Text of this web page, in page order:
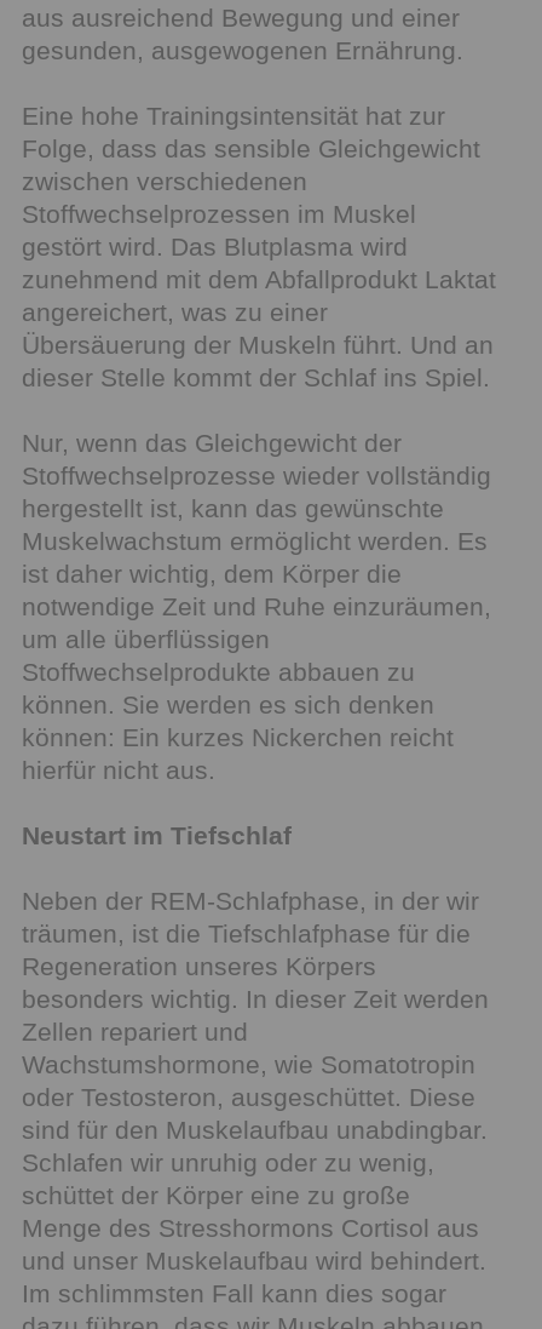
aus ausreichend Bewegung und einer
gesunden, ausgewogenen Ernährung.
Eine hohe Trainingsintensität hat zur
Folge, dass das sensible Gleichgewicht
zwischen verschiedenen
Stoffwechselprozessen im Muskel
gestört wird. Das Blutplasma wird
zunehmend mit dem Abfallprodukt Laktat
angereichert, was zu einer
Übersäuerung der Muskeln führt. Und an
dieser Stelle kommt der Schlaf ins Spiel.
Nur, wenn das Gleichgewicht der
Stoffwechselprozesse wieder vollständig
hergestellt ist, kann das gewünschte
Muskelwachstum ermöglicht werden. Es
ist daher wichtig, dem Körper die
notwendige Zeit und Ruhe einzuräumen,
um alle überflüssigen
Stoffwechselprodukte abbauen zu
können. Sie werden es sich denken
können: Ein kurzes Nickerchen reicht
hierfür nicht aus.
Neustart im Tiefschlaf
Neben der REM-Schlafphase, in der wir
träumen, ist die Tiefschlafphase für die
Regeneration unseres Körpers
besonders wichtig. In dieser Zeit werden
Zellen repariert und
Wachstumshormone, wie Somatotropin
oder Testosteron, ausgeschüttet. Diese
sind für den Muskelaufbau unabdingbar.
Schlafen wir unruhig oder zu wenig,
schüttet der Körper eine zu große
Menge des Stresshormons Cortisol aus
und unser Muskelaufbau wird behindert.
Im schlimmsten Fall kann dies sogar